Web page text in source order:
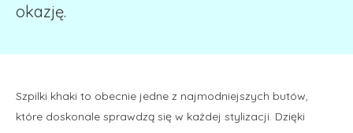
okazję.
Szpilki khaki to obecnie jedne z najmodniejszych butów,
które doskonale sprawdzą się w każdej stylizacji. Dzięki